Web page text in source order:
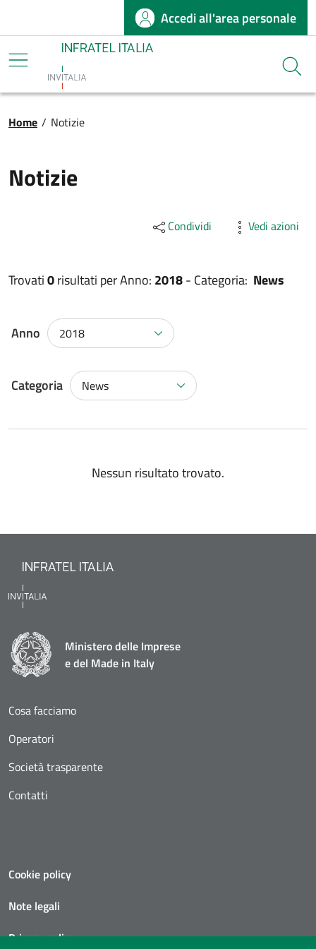
Salta al contenuto principaleAccedi all'area personale
Infratel
Briciole di pane
Home / Notizie
Notizie
Condividi Vedi azioni
Trovati0risultati perAnno: 2018- Categoria: News
Anno 2018
Categoria News
Nessun risultato trovato.
Ministero delle Imprese
e del Made in Italy
Cosa facciamo
Operatori
Società trasparente
Contatti
Cookie policy
Note legali
Privacy policy